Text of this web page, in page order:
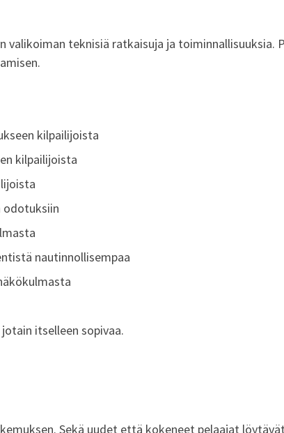
teknisiä ratkaisuja ja toiminnallisuuksia.
kilpailijoista
kilpailijoista
odotuksiin
nautinnollisempaa
itselleen sopivaa.
Sekä uudet että kokeneet pelaajat